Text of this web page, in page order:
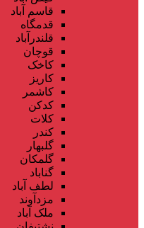
قاسم آباد
قدمگاه
قلندرآباد
قوچان
کاخک
کاریز
کاشمر
کدکن
کلات
کندر
گلبهار
گلمکان
گناباد
لطف آباد
مزدآوند
ملک آباد